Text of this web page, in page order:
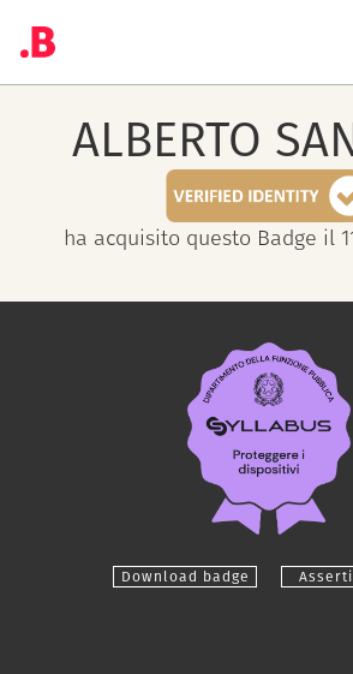
ALBERTO
ha acquisito questo Badge il
Download badge